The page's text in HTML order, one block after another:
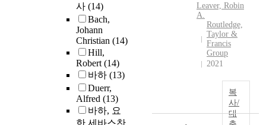
사 (14)
Bach,
Johann
Christian (14)
Hill,
Robert(14)
바하 (13)
Duerr,
Alfred (13)
바하, 요
Leaver, Robin
A.
Routledge,
Taylor &
Francis
Group
2021
복
사/
대